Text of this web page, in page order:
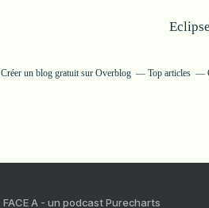
Créer un blog gratuit sur Overblog Top articles
FACE A - un podcast Purecharts